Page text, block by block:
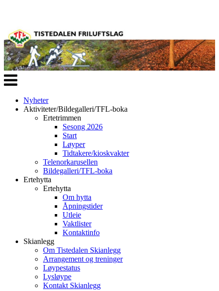
Veksle
navigasjon
Nyheter
Aktiviteter/Bildegalleri/TFL-boka
Ertetrimmen
Sesong 2026
Start
Løyper
Tidtakere/kioskvakter
Telenorkarusellen
Bildegalleri/TFL-boka
Ertehytta
Ertehytta
Om hytta
Åpningstider
Utleie
Vaktlister
Kontaktinfo
Skianlegg
Om Tistedalen Skianlegg
Arrangement og treninger
Løypestatus
Lysløype
Kontakt Skianlegg